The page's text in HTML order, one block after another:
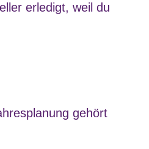
erledigt, weil du
gehört